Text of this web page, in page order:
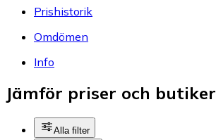
Prishistorik
Omdömen
Info
Jämför priser och butiker
Alla filter